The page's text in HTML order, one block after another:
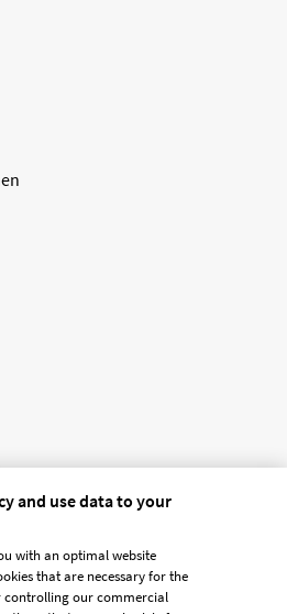
and use data to your
with an optimal website
that are necessary for the
controlling our commercial